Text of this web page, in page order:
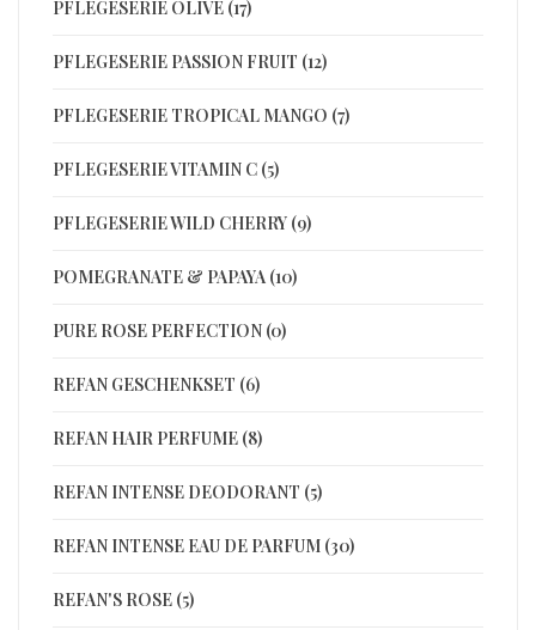
PFLEGESERIE OLIVE (17)
PFLEGESERIE PASSION FRUIT (12)
PFLEGESERIE TROPICAL MANGO (7)
PFLEGESERIE VITAMIN C (5)
PFLEGESERIE WILD CHERRY (9)
POMEGRANATE & PAPAYA (10)
PURE ROSE PERFECTION (0)
REFAN GESCHENKSET (6)
REFAN HAIR PERFUME (8)
REFAN INTENSE DEODORANT (5)
REFAN INTENSE EAU DE PARFUM (30)
REFAN'S ROSE (5)